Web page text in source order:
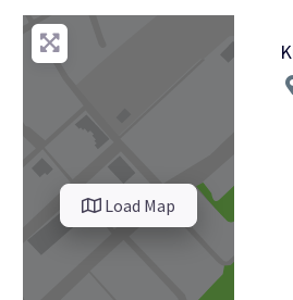
Load Map